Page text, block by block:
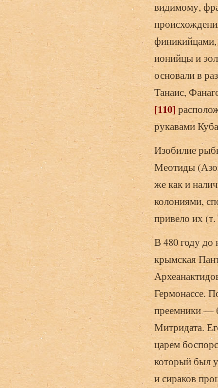
видимому,
финикийцами,
ионийцы и
основали в
Танаис,
[110]
рукавами
Изобилие
Меотиды
же как и
колониями,
привело их
В 480 году до
крымская
Гермонассе.
преемники —
Митридата.
царем
который был
и сираков